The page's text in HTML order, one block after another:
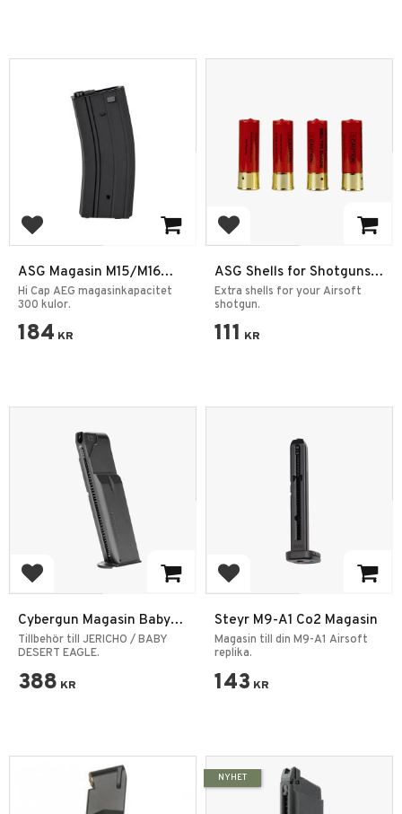
Add to favorites
ASG Magasin M15/M16
300rd
Hi Cap AEG magasinkapacitet
300 kulor.
184 KR
Add to favorites
ASG Shells for Shotguns
Airsoft 4 pcs 30 rd
Extra shells for your Airsoft
shotgun.
111 KR
Add to favorites
Cybergun Magasin Baby
DESERT EAGLE II Co2
6mm 15BB
Tillbehör till JERICHO / BABY
DESERT EAGLE.
388 KR
Add to favorites
Steyr M9-A1 Co2 Magasin
Magasin till din M9-A1 Airsoft
replika.
143 KR
NYHET